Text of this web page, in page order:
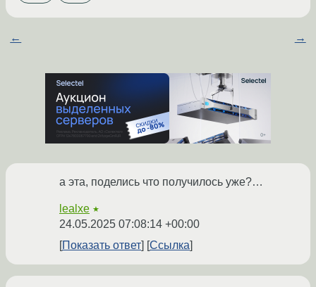
← →
а эта, поделись что получилось уже?…
lealxe ★
24.05.2025 07:08:14 +00:00
Показать ответ
Ссылка